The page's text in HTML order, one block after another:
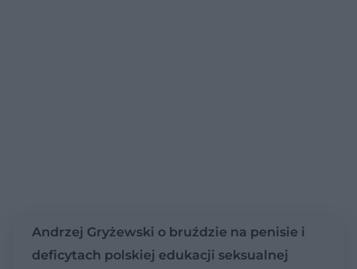
Andrzej Gryżewski o bruździe na penisie i
deficytach polskiej edukacji seksualnej